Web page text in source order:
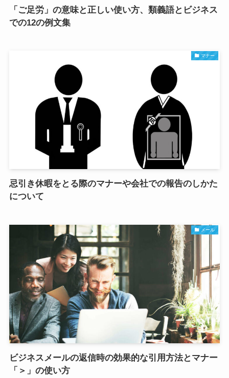
「ご足労」の意味と正しい使い方、類義語とビジネス
での12の例文集
マナー
忌引き休暇をとる際のマナーや会社での報告のしかた
について
メール
ビジネスメールの返信時の効果的な引用方法とマナー
「＞」の使い方